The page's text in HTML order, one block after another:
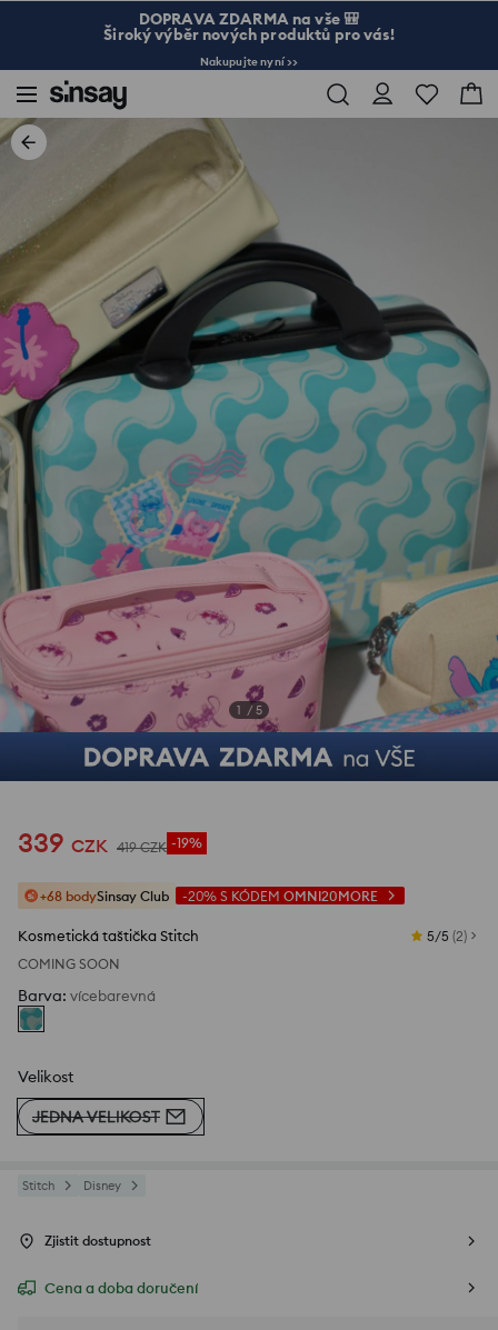
DOPRAVA ZDARMA na vše 🎒
Široký výběr nových produktů pro vás!
Nakupujte nyní >>
1 / 5
339 CZK 419 CZK -19%
+68 bodySinsay Club -20% S KÓDEM OMNI20MORE
Kosmetická taštička Stitch 5/5 (2)
COMING SOON
Barva: vícebarevná
Velikost
JEDNA VELIKOST
Stitch Disney
Zjistit dostupnost
Cena a doba doručení